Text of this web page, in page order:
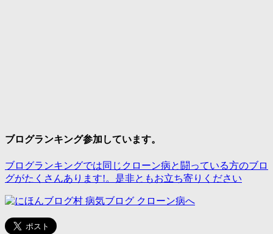
ブログランキング参加しています。
ブログランキングでは同じクローン病と闘っている方のブロ
グがたくさんあります!。是非ともお立ち寄りください